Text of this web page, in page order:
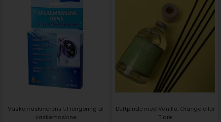
Vaskemaskinerens til rengøring af
vaskemaskine
Duftpinde med Vanilla, Orange eller
Tiare